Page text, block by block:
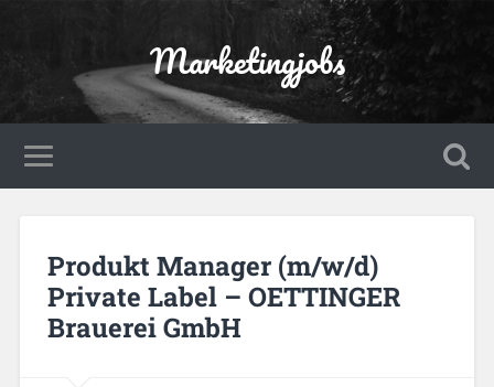
Marketingjobs
Produkt Manager (m/w/d)
Private Label – OETTINGER
Brauerei GmbH